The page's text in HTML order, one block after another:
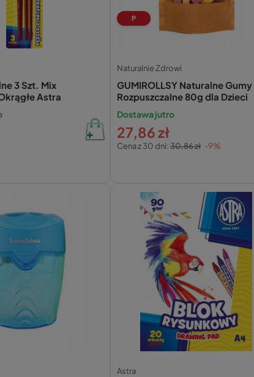
3 Szt. Mix
Astra
P
Naturalnie Zdrowi
GUMIROLLSY Naturalne Gumy
Rozpuszczalne 80g dla Dzieci
Dostawa jutro
27,86 zł
Cena z 30 dni:30,86 zł -9%
Astra